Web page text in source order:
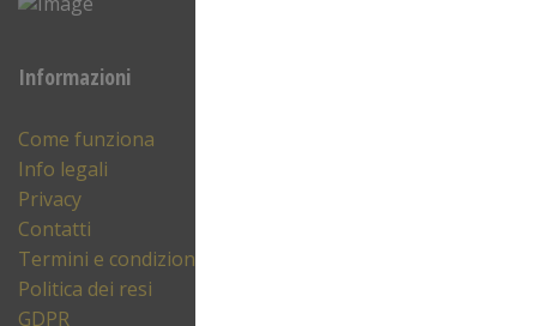
Informazioni
Come funziona
Info legali
Privacy
Contatti
Termini e condizioni
Politica dei resi
GDPR